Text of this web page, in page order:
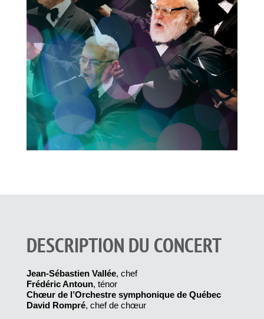
DESCRIPTION DU CONCERT
Jean-Sébastien Vallée, chef
Frédéric Antoun, ténor
Chœur de l’Orchestre symphonique de Québec
David Rompré, chef de chœur